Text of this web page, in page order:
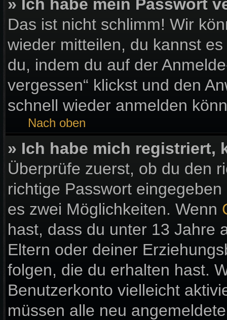
» Ich habe mein Passwort
Das ist nicht schlimm! Wir
wieder mitteilen, du kannst
du, indem du auf der
vergessen“ klickst und den
schnell wieder anmelden
Nach oben
» Ich habe mich registriert,
Überprüfe zuerst, ob du den
richtige Passwort
es zwei Möglichkeiten. Wenn
hast, dass du unter 13 Jahre
Eltern oder deiner
folgen, die du erhalten hast.
Benutzerkonto vielleicht
müssen alle neu